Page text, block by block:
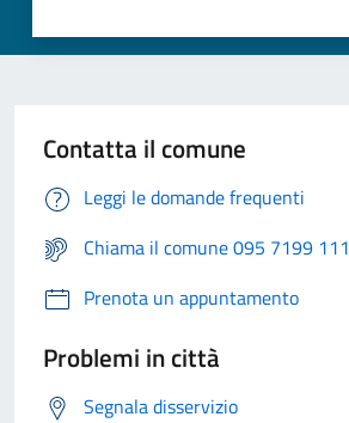
Contatta il comune
Leggi le domande frequenti
Chiama il comune 095 7199 111
Prenota un appuntamento
Problemi in città
Segnala disservizio